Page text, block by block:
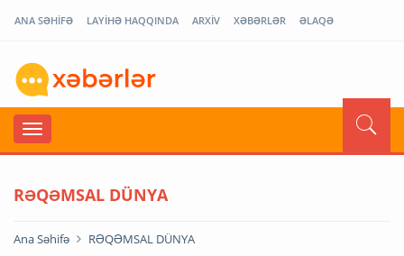
ANA SƏHİFƏ LAYİHƏ HAQQINDA ARXİV XƏBƏRLƏR ƏLAQƏ
RƏQƏMSAL DÜNYA
Ana Səhifə RƏQƏMSAL DÜNYA